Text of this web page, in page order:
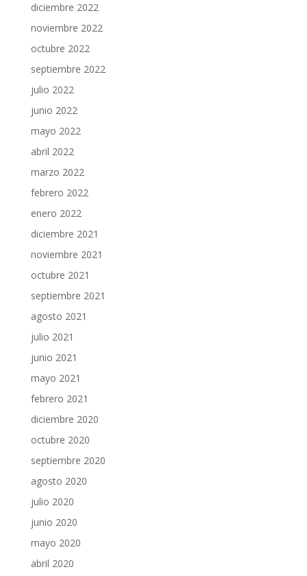
diciembre 2022
noviembre 2022
octubre 2022
septiembre 2022
julio 2022
junio 2022
mayo 2022
abril 2022
marzo 2022
febrero 2022
enero 2022
diciembre 2021
noviembre 2021
octubre 2021
septiembre 2021
agosto 2021
julio 2021
junio 2021
mayo 2021
febrero 2021
diciembre 2020
octubre 2020
septiembre 2020
agosto 2020
julio 2020
junio 2020
mayo 2020
abril 2020